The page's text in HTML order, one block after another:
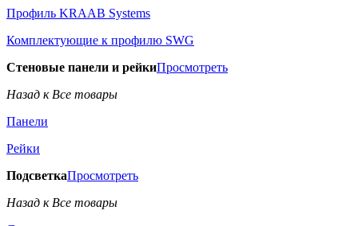
Профиль KRAAB Systems
Комплектующие к профилю SWG
Стеновые панели и рейкиПросмотреть
Назад к Все товары
Панели
Рейки
ПодсветкаПросмотреть
Назад к Все товары